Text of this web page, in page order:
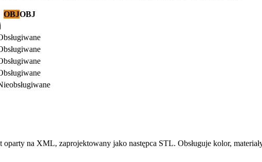
OBJOBJ
na XML, zaprojektowany jako następca STL. Obsługuje kolor,